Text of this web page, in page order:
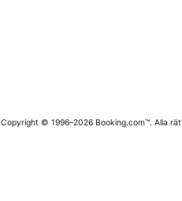
Copyright © 1996–2026 Booking.com™. Alla